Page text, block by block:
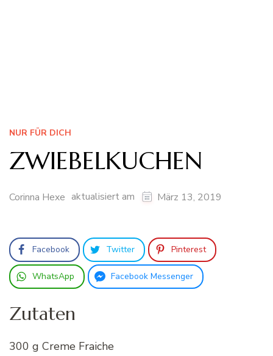
NUR FÜR DICH
ZWIEBELKUCHEN
Corinna Hexe aktualisiert am März 13, 2019
Facebook Twitter Pinterest
WhatsApp Facebook Messenger
Zutaten
300 g Creme Fraiche